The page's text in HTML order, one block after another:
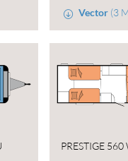
Vector (3
PRESTIGE 560